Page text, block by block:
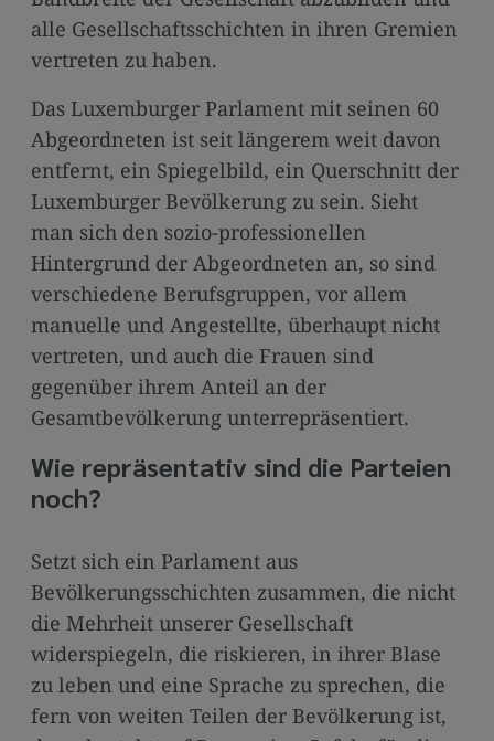
alle Gesellschaftsschichten in ihren Gremien
vertreten zu haben.
Das Luxemburger Parlament mit seinen 60
Abgeordneten ist seit längerem weit davon
entfernt, ein Spiegelbild, ein Querschnitt der
Luxemburger Bevölkerung zu sein. Sieht
man sich den sozio-professionellen
Hintergrund der Abgeordneten an, so sind
verschiedene Berufsgruppen, vor allem
manuelle und Angestellte, überhaupt nicht
vertreten, und auch die Frauen sind
gegenüber ihrem Anteil an der
Gesamtbevölkerung unterrepräsentiert.
Wie repräsentativ sind die Parteien
noch?
Setzt sich ein Parlament aus
Bevölkerungsschichten zusammen, die nicht
die Mehrheit unserer Gesellschaft
widerspiegeln, die riskieren, in ihrer Blase
zu leben und eine Sprache zu sprechen, die
fern von weiten Teilen der Bevölkerung ist,